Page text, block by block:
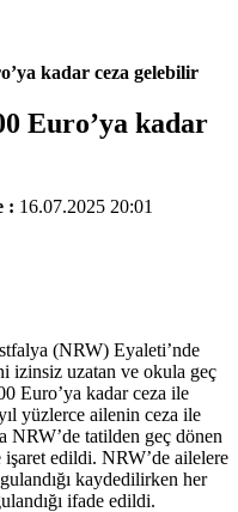
kadar ceza gelebilir
Euro’ya kadar
: 16.07.2025 20:01
(NRW) Eyaleti’nde
izinsiz uzatan ve okula geç
Euro’ya kadar ceza ile
yüzlerce ailenin ceza ile
NRW’de tatilden geç dönen
edildi. NRW’de ailelere
kaydedilirken her
ifade edildi.